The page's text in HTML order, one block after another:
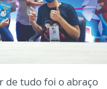
de tudo foi o abraço